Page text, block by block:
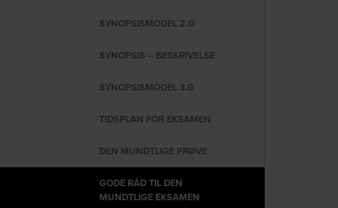
SYNOPSISMODEL 2.G
SYNOPSIS – BESKRIVELSE
SYNOPSISMODEL 3.G
TIDSPLAN FOR EKSAMEN
DEN MUNDTLIGE PRØVE
GODE RÅD TIL DEN
MUNDTLIGE EKSAMEN